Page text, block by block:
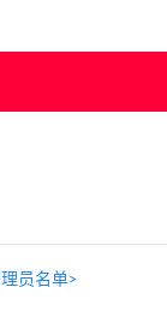
员名单>